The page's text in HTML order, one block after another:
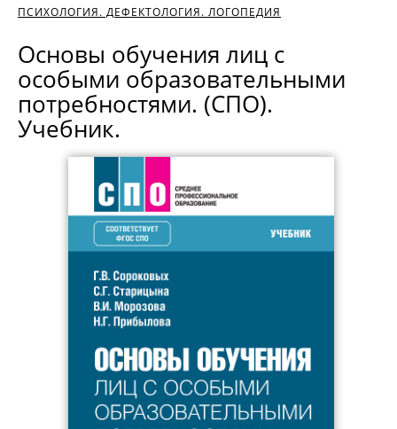
ПСИХОЛОГИЯ. ДЕФЕКТОЛОГИЯ. ЛОГОПЕДИЯ
Основы обучения лиц с
особыми образовательными
потребностями. (СПО).
Учебник.